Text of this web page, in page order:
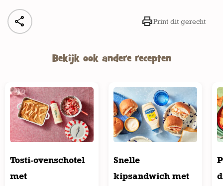
 Print dit gerecht
Bekijk ook andere recepten
Tosti-ovenschotel
met
Snelle
kipsandwich met